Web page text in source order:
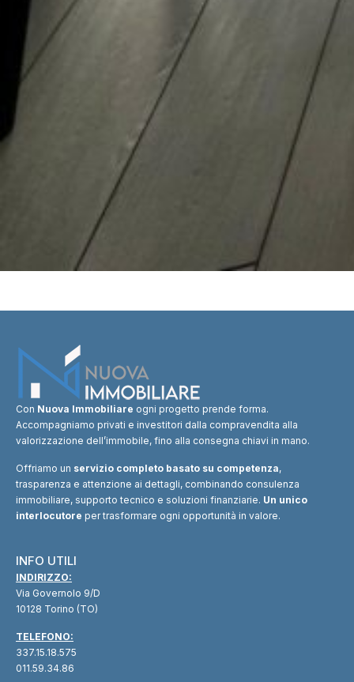
Con Nuova Immobiliare ogni progetto prende forma.
Accompagniamo privati e investitori dalla compravendita alla
valorizzazione dell’immobile, fino alla consegna chiavi in mano.
Offriamo un servizio completo basato su competenza,
trasparenza e attenzione ai dettagli, combinando consulenza
immobiliare, supporto tecnico e soluzioni finanziarie. Un unico
interlocutore per trasformare ogni opportunità in valore.
INFO UTILI
INDIRIZZO:
Via Governolo 9/D
10128 Torino (TO)
TELEFONO:
337.15.18.575
011.59.34.86